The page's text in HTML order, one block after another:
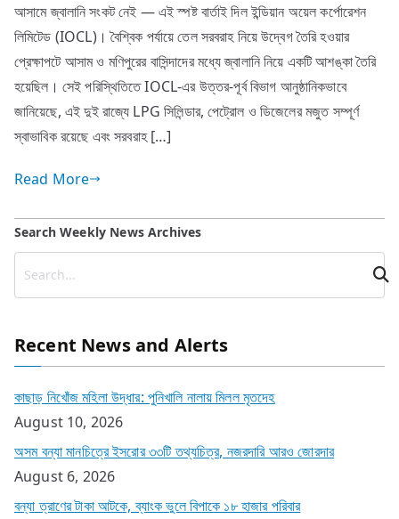
আসামে জ্বালানি সংকট নেই — এই স্পষ্ট বার্তাই দিল ইন্ডিয়ান অয়েল কর্পোরেশন
লিমিটেড (IOCL)। বৈশ্বিক পর্যায়ে তেল সরবরাহ নিয়ে উদ্বেগ তৈরি হওয়ার
প্রেক্ষাপটে আসাম ও মণিপুরের বাসিন্দাদের মধ্যে জ্বালানি নিয়ে একটি আশঙ্কা তৈরি
হয়েছিল। সেই পরিস্থিতিতে IOCL-এর উত্তর-পূর্ব বিভাগ আনুষ্ঠানিকভাবে
জানিয়েছে, এই দুই রাজ্যে LPG সিলিন্ডার, পেট্রোল ও ডিজেলের মজুত সম্পূর্ণ
স্বাভাবিক রয়েছে এবং সরবরাহ […]
Read More
Search Weekly News Archives
Recent News and Alerts
কাছাড় নিখোঁজ মহিলা উদ্ধার: পুনিখালি নালায় মিলল মৃতদেহ
August 10, 2026
অসম বন্যা মানচিত্রে ইসরোর ৩৩টি তথ্যচিত্র, নজরদারি আরও জোরদার
August 6, 2026
বন্যা ত্রাণের টাকা আটকে, ব্যাংক ভুলে বিপাকে ১৮ হাজার পরিবার